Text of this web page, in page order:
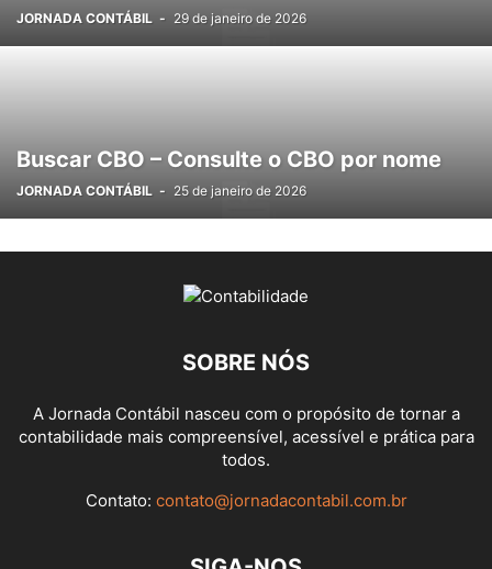
JORNADA CONTÁBIL - 29 de janeiro de 2026
Buscar CBO – Consulte o CBO por nome
JORNADA CONTÁBIL - 25 de janeiro de 2026
SOBRE NÓS
A Jornada Contábil nasceu com o propósito de tornar a
contabilidade mais compreensível, acessível e prática para
todos.
Contato: contato@jornadacontabil.com.br